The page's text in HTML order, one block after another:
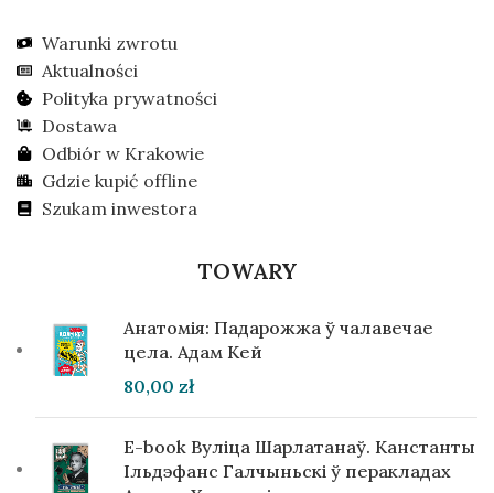
Warunki zwrotu
Aktualności
Polityka prywatności
Dostawa
Odbiór w Krakowie
Gdzie kupić offline
Szukam inwestora
TOWARY
Анатомія: Падарожжа ў чалавечае
цела. Адам Кей
80,00 zł
E-book Вуліца Шарлатанаў. Канстанты
Ільдэфанс Галчыньскі ў перакладах